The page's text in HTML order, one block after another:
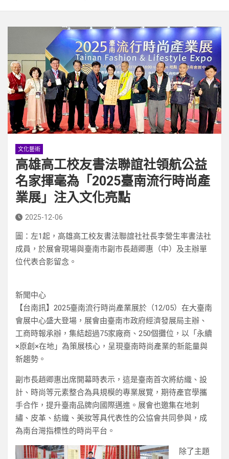
文化藝術
高雄高工校友書法聯誼社領航公益
名家揮毫為「2025臺南流行時尚產
業展」注入文化亮點
2025-12-06
圖：左1起，高雄高工校友書法聯誼社社長李營生率書法社
成員，於展會現場與臺南市副市長趙卿惠（中）及主辦單
位代表合影留念。
新聞中心
【台南訊】2025臺南流行時尚產業展於（12/05）在大臺南
會展中心盛大登場，展會由臺南市政府經濟發展局主辦、
工商時報承辦，集結超過75家廠商、250個攤位，以「永續
×原創×在地」為策展核心，呈現臺南時尚產業的新能量與
新趨勢。
副市長趙卿惠出席開幕時表示，這是臺南首次將紡織、設
計、時尚等元素整合為具規模的專業展覽，期待產官學攜
手合作，提升臺南品牌向國際邁進。展會也邀集在地刺
繡、皮革、紡織、美妝等具代表性的公協會共同參與，成
為南台灣指標性的時尚平台。
除了主題